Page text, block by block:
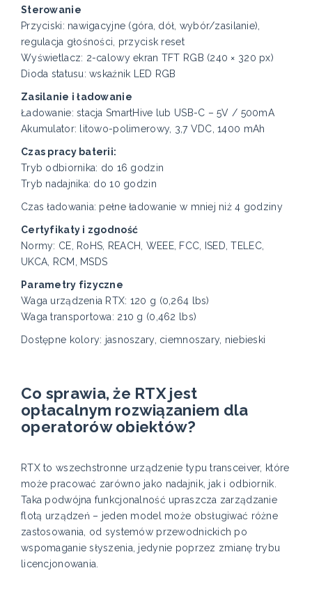
Sterowanie
Przyciski: nawigacyjne (góra, dół, wybór/zasilanie),
regulacja głośności, przycisk reset
Wyświetlacz: 2-calowy ekran TFT RGB (240 × 320 px)
Dioda statusu: wskaźnik LED RGB
Zasilanie i ładowanie
Ładowanie: stacja SmartHive lub USB-C – 5V / 500mA
Akumulator: litowo-polimerowy, 3,7 VDC, 1400 mAh
Czas pracy baterii:
Tryb odbiornika: do 16 godzin
Tryb nadajnika: do 10 godzin
Czas ładowania: pełne ładowanie w mniej niż 4 godziny
Certyfikaty i zgodność
Normy: CE, RoHS, REACH, WEEE, FCC, ISED, TELEC,
UKCA, RCM, MSDS
Parametry fizyczne
Waga urządzenia RTX: 120 g (0,264 lbs)
Waga transportowa: 210 g (0,462 lbs)
Dostępne kolory: jasnoszary, ciemnoszary, niebieski
Co sprawia, że RTX jest
opłacalnym rozwiązaniem dla
operatorów obiektów?
RTX to wszechstronne urządzenie typu transceiver, które
może pracować zarówno jako nadajnik, jak i odbiornik.
Taka podwójna funkcjonalność upraszcza zarządzanie
flotą urządzeń – jeden model może obsługiwać różne
zastosowania, od systemów przewodnickich po
wspomaganie słyszenia, jedynie poprzez zmianę trybu
licencjonowania.